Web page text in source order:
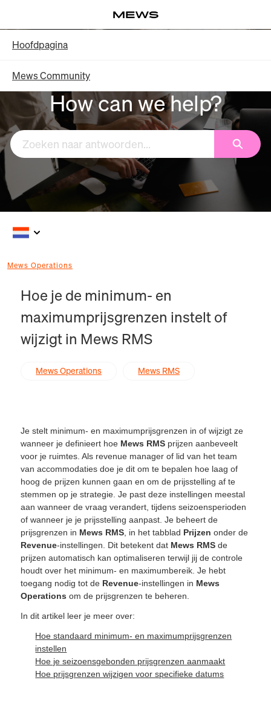
naar
hoofdinhoud
Hoofdpagina
Mews Community
How can we help?
Zoeken
Mews Operations
Hoe je de minimum- en
maximumprijsgrenzen instelt of
wijzigt in Mews RMS
Mews Operations Mews RMS
Je stelt minimum- en maximumprijsgrenzen in of wijzigt ze
wanneer je definieert hoe Mews RMS prijzen aanbeveelt
voor je ruimtes. Als revenue manager of lid van het team
van accommodaties doe je dit om te bepalen hoe laag of
hoog de prijzen kunnen gaan en om de prijsstelling af te
stemmen op je strategie. Je past deze instellingen meestal
aan wanneer de vraag verandert, tijdens seizoensperioden
of wanneer je je prijsstelling aanpast. Je beheert de
prijsgrenzen in Mews RMS , in het tabblad Prijzen onder de
Revenue-instellingen. Dit betekent dat Mews RMS de
prijzen automatisch kan optimaliseren terwijl jij de controle
houdt over het minimum- en maximumbereik. Je hebt
toegang nodig tot de Revenue-instellingen in Mews
Operations om de prijsgrenzen te beheren.
In dit artikel leer je meer over:
Hoe standaard minimum- en maximumprijsgrenzen
instellen
Hoe je seizoensgebonden prijsgrenzen aanmaakt
Hoe prijsgrenzen wijzigen voor specifieke datums